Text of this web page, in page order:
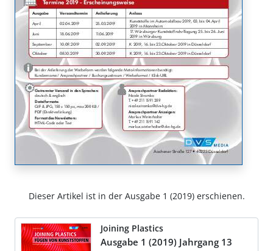
Dieser Artikel ist in der Ausgabe 1 (2019) erschienen.
Joining Plastics
Ausgabe 1 (2019) Jahrgang 13